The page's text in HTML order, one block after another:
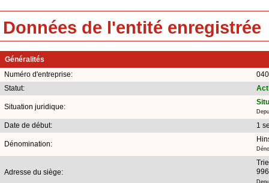
Données de l'entité enregistrée
Généralités
Numéro d'entreprise:
Statut:
Situation juridique:
Date de début: 1
Dénomination:
Adresse du siège: